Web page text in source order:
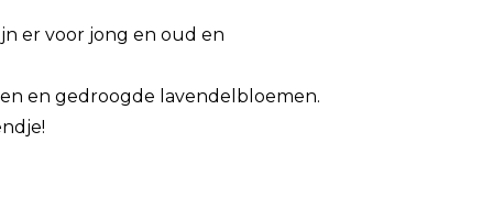
er voor jong en oud en
en gedroogde lavendelbloemen.